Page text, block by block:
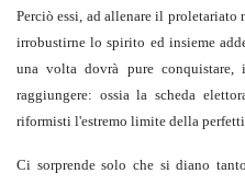
Perciò essi, ad allenare il proletariato
irrobustirne lo spirito ed insieme
una volta dovrà pure
raggiungere: ossia la scheda
riformisti l'estremo limite della
Ci sorprende solo che si diano